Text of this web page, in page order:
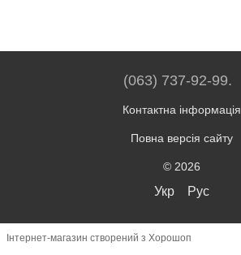
(063) 737-92-99.
Контактна інформація
Повна версія сайту
© 2026
Укр Рус
Інтернет-магазин створений з Хорошоп